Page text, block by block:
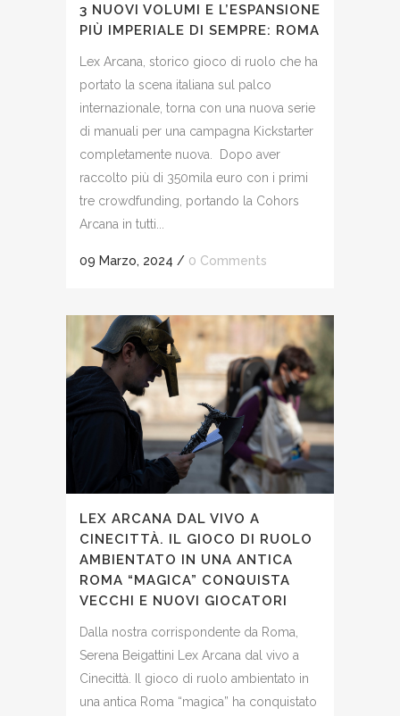
3 NUOVI VOLUMI E L’ESPANSIONE
PIÙ IMPERIALE DI SEMPRE: ROMA
Lex Arcana, storico gioco di ruolo che ha
portato la scena italiana sul palco
internazionale, torna con una nuova serie
di manuali per una campagna Kickstarter
completamente nuova. Dopo aver
raccolto più di 350mila euro con i primi
tre crowdfunding, portando la Cohors
Arcana in tutti...
09 Marzo, 2024 / 0 Comments
LEX ARCANA DAL VIVO A
CINECITTÀ. IL GIOCO DI RUOLO
AMBIENTATO IN UNA ANTICA
ROMA “MAGICA” CONQUISTA
VECCHI E NUOVI GIOCATORI
Dalla nostra corrispondente da Roma,
Serena Beigattini Lex Arcana dal vivo a
Cinecittà. Il gioco di ruolo ambientato in
una antica Roma “magica” ha conquistato